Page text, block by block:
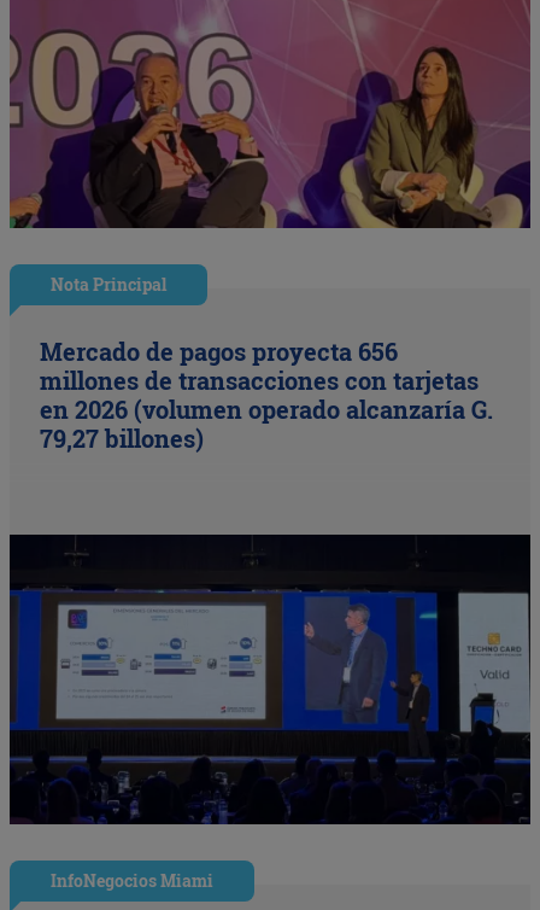
Nota Principal
Mercado de pagos proyecta 656
millones de transacciones con tarjetas
en 2026 (volumen operado alcanzaría G.
79,27 billones)
InfoNegocios Miami